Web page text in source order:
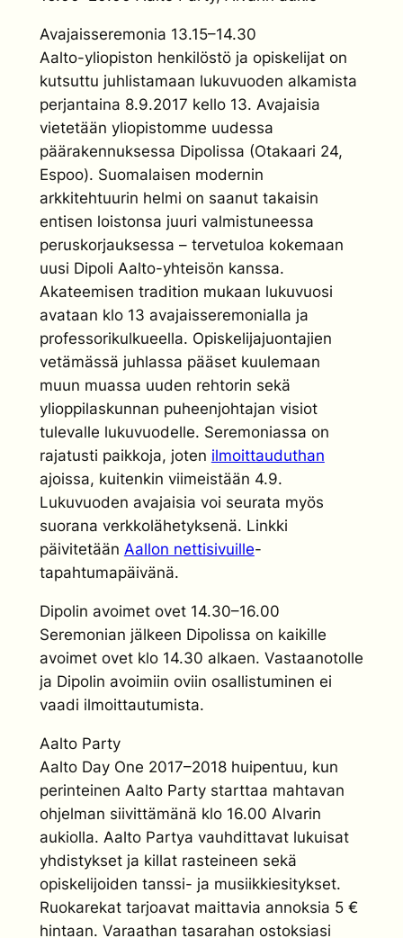
Avajaisseremonia 13.15–14.30
Aalto-yliopiston henkilöstö ja opiskelijat on
kutsuttu juhlistamaan lukuvuoden alkamista
perjantaina 8.9.2017 kello 13. Avajaisia
vietetään yliopistomme uudessa
päärakennuksessa Dipolissa (Otakaari 24,
Espoo). Suomalaisen modernin
arkkitehtuurin helmi on saanut takaisin
entisen loistonsa juuri valmistuneessa
peruskorjauksessa – tervetuloa kokemaan
uusi Dipoli Aalto-yhteisön kanssa.
Akateemisen tradition mukaan lukuvuosi
avataan klo 13 avajaisseremonialla ja
professorikulkueella. Opiskelijajuontajien
vetämässä juhlassa pääset kuulemaan
muun muassa uuden rehtorin sekä
ylioppilaskunnan puheenjohtajan visiot
tulevalle lukuvuodelle. Seremoniassa on
rajatusti paikkoja, joten ilmoittauduthan
ajoissa, kuitenkin viimeistään 4.9.
Lukuvuoden avajaisia voi seurata myös
suorana verkkolähetyksenä. Linkki
päivitetään Aallon nettisivuille-
tapahtumapäivänä.
Dipolin avoimet ovet 14.30–16.00
Seremonian jälkeen Dipolissa on kaikille
avoimet ovet klo 14.30 alkaen. Vastaanotolle
ja Dipolin avoimiin oviin osallistuminen ei
vaadi ilmoittautumista.
Aalto Party
Aalto Day One 2017–2018 huipentuu, kun
perinteinen Aalto Party starttaa mahtavan
ohjelman siivittämänä klo 16.00 Alvarin
aukiolla. Aalto Partya vauhdittavat lukuisat
yhdistykset ja killat rasteineen sekä
opiskelijoiden tanssi- ja musiikkiesitykset.
Ruokarekat tarjoavat maittavia annoksia 5 €
hintaan. Varaathan tasarahan ostoksiasi